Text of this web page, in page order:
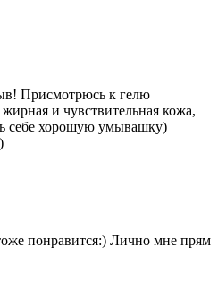
Присмотрюсь к гелю
и чувствительная кожа,
себе хорошую умывашку)
понравится:) Лично мне прям